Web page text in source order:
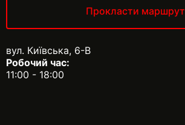
Прокласти маршрут
вул. Київська, 6-В
Робочий час:
11:00 - 18:00